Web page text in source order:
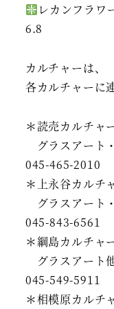
レカンフラワ
6.8
カルチャーは、
各カルチャーに
＊読売カルチャ
グラスアート
045-465-2010
＊上永谷カルチ
グラスアート
045-843-6561
＊綱島カルチャ
グラスアート
045-549-5911
＊相模原カルチ